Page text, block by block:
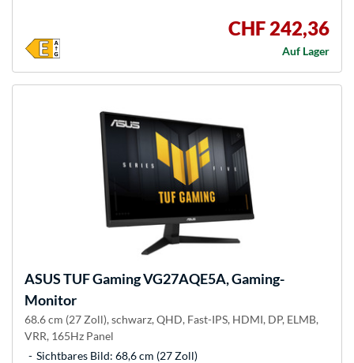
CHF 242,36
Auf Lager
ASUSTUF Gaming VG27AQE5A, Gaming-
Monitor
68.6 cm (27 Zoll), schwarz, QHD, Fast-IPS, HDMI, DP, ELMB,
VRR, 165Hz Panel
Sichtbares Bild: 68,6 cm (27 Zoll)